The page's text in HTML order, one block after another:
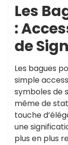
Les
:
de
Les bagues
simple
symboles de
même de
touche
une
plus en plus